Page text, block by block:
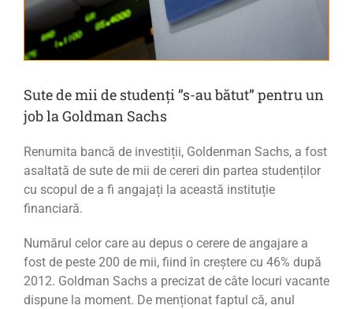
Sute de mii de studenți ”s-au bătut” pentru un
job la Goldman Sachs
Renumita bancă de investiții, Goldenman Sachs, a fost
asaltată de sute de mii de cereri din partea studenților
cu scopul de a fi angajați la această instituție
financiară.
Numărul celor care au depus o cerere de angajare a
fost de peste 200 de mii, fiind în creștere cu 46% după
2012. Goldman Sachs a precizat de câte locuri vacante
dispune la moment. De menționat faptul că, anul